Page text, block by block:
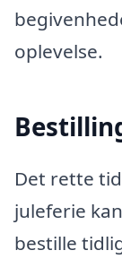
oplevelse.
Det rette
juleferie
bestille